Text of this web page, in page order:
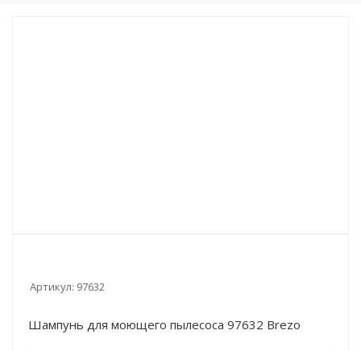
Артикул: 97632
Шампунь для моющего пылесоса 97632 Brezo